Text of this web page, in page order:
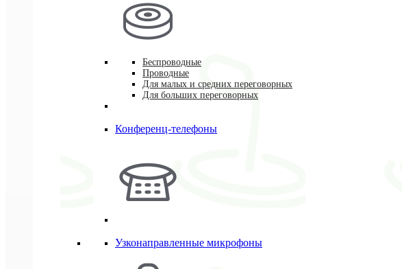
Беспроводные
Проводные
Для малых и средних переговорных
Для больших переговорных
Конференц-телефоны
Узконаправленные микрофоны